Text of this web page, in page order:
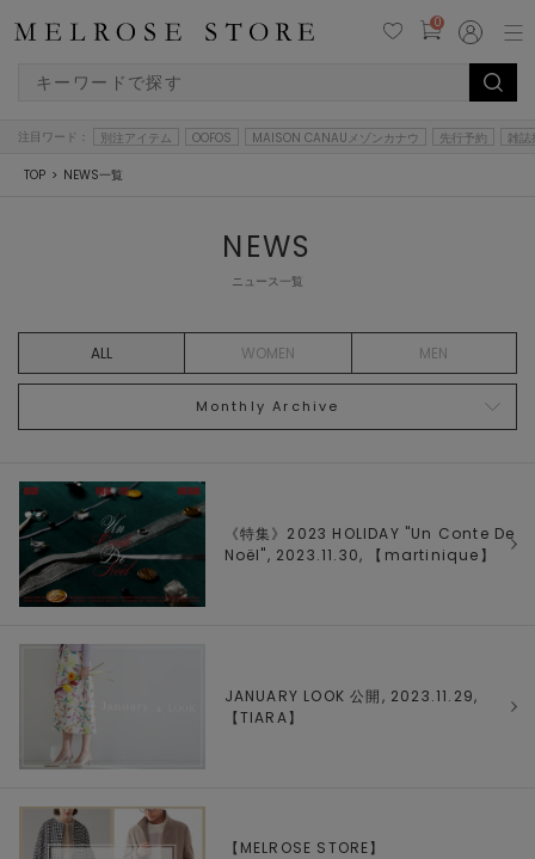
0
注目ワード： 別注アイテム OOFOS MAISON CANAUメゾンカナウ 先行予約 雑誌
TOP NEWS一覧
NEWS
ニュース一覧
ALL WOMEN MEN
Monthly Archive
《特集》2023 HOLIDAY "Un Conte De
Noël", 2023.11.30, 【 martinique 】
JANUARY LOOK 公開, 2023.11.29,
【TIARA】
【MELROSE STORE】